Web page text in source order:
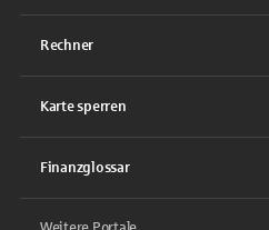
Rechner
Karte sperren
Finanzglossar